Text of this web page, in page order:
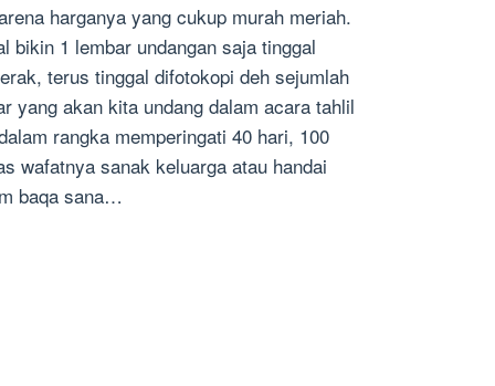
harganya yang cukup murah meriah.
bikin 1 lembar undangan saja tinggal
terus tinggal difotokopi deh sejumlah
yang akan kita undang dalam acara tahlil
rangka memperingati 40 hari, 100
wafatnya sanak keluarga atau handai
baqa sana…